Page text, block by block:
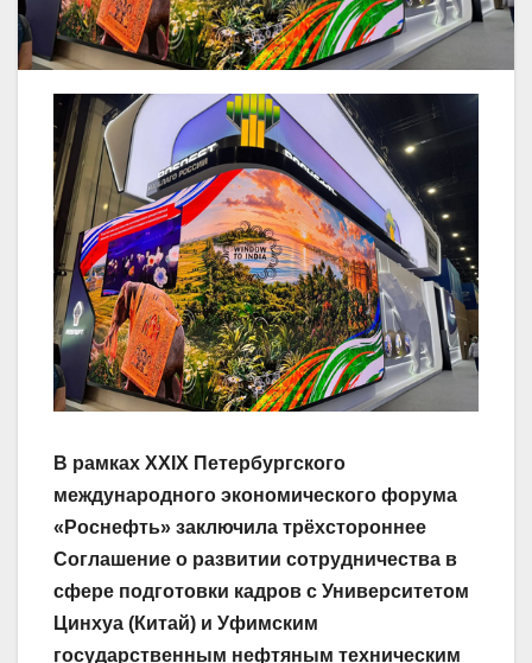
В рамках XXIX Петербургского
международного экономического форума
«Роснефть» заключила трёхстороннее
Соглашение о развитии сотрудничества в
сфере подготовки кадров с Университетом
Цинхуа (Китай) и Уфимским
государственным нефтяным техническим